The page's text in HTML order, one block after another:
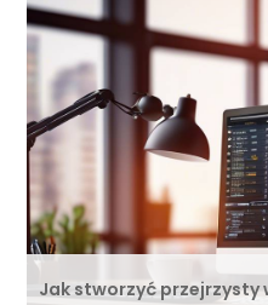
Jak stworzyć przejrzysty